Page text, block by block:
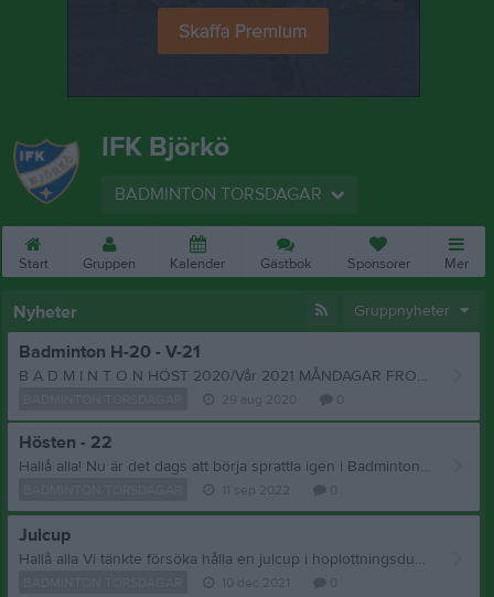
IFK Björkö
BADMINTON TORSDAGAR
Start Gruppen Kalender Gästbok Sponsorer Mer
Nyheter Gruppnyheter
Badminton H-20 - V-21
B A D M I N T O N HÖST 2020/Vår 2021 MÅNDAGAR FROM 21/9-20 TOM 26/4-21 16.30 – 17.30 PF12/13 Roland Dittmer + en förälder enligt rullande schema 0705-545825 17.30 – 18.30 PF10/11 Ted D/Roland Dittmer . + en förälder i schema 0701-760502 18.30 – 19.30 PF07/08/09 Roland Dittmer + ev förälder enligt rullande schema 0739-027053 19.30 – 21.00 PF04/05/06 Niklas S./ Johan Lu.+ ev förälder enligt rullande schema 0705-845168 21.00 - 22.00 Juniorer 15 – 18 år Niklas S. 0705-845168 TORSDAGAR FROM 17/9–20 TOM 29/4-21 20.30 – 22.30 Seniorer Anders Kempe 0708-211480 SÖNDAGAR FROM 20/9-20 TOM 25/4-21 10.00 – 12.00 Damer + Allmänt Marie Karlsson Roland Dittmer 0704-967284 Medlemsavgifter gäller per kalenderår: Aktiv över 15 år - 1.700:- Aktiv under 15 år - 1.000:- Aktiv 6-8 år endast träning 400:- Aktiv oldboys - 800:- Passiv medlem - 100:- Ledare betalar passivt medlemskap Betalning görs till IFK Björkös bankgiro: 611-5091 eller Swish: 123-694 70 22 Glöm inte ange namn, adress, födelsenummer för medlemskap se hemsidan http//:www.ifkbjorko.nu Vi skall försöka vara lite mer aktiva med vår hemsida i år, och bl a lägga upp kontaktuppgifter och resultat mm. Program för TÄVLINGAR och CUPER kommer att finnas uppsatta i idrottshallen. Väl mött önskar BADMINTONSEKTIONEN ROLAND D.0703-202098/961289: ANDERS K. 070-8211480/961901: Ove G. 929134: Niklas S. 0705-845168: Johan Lundqvist. 961453,Henrik L. 0739255635
Hösten - 22
Hallå alla! Nu är det dags att börja sprattla igen i Badminton Jag har bokat lite tidigare tider under September på torsdagar kl. 19.00-22.00,man kan ju komma när man vill under denna tid Sedan får jag tala med roddklubben om vi kan dela tiden med dom under Okt-Dec Jag tänkte att vi börjar på torsdag 15/9 kl.19.00och fortsätter den 22/9 och 29/9 Roland
Julcup
Hallå alla Vi tänkte försöka hålla en julcup i hoplottningsdubbel torsdag 16/12-21 Hoppas så många som möjligt kan delta Roland,Anders